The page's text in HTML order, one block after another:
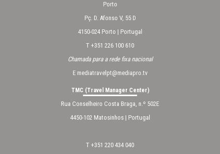
Porto
Pç. D. Afonso V, 55 D
4150-024 Porto | Portugal
T +351 226 100 610
Chamada para a rede fixa nacional
E mediatravelpt@mediapro.tv
TMC (Travel Manager Center)
Rua Conselheiro Costa Braga, n.º 502E
4450-102 Matosinhos | Portugal
T +351 220 434 040